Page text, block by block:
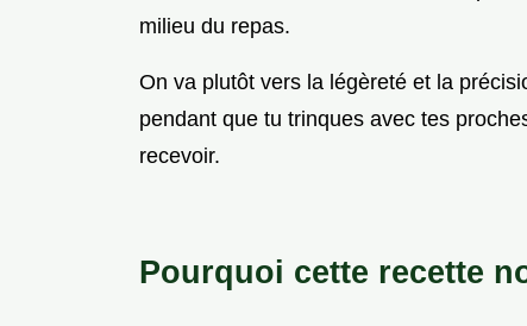
milieu du repas.
On va plutôt vers la légèreté et la
pendant que tu trinques avec tes
recevoir.
Pourquoi cette recette